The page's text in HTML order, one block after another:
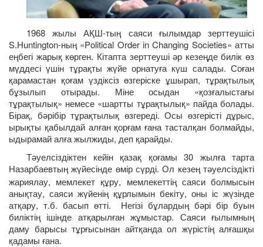
1968 жылы АҚШ-тың саяси ғылымдар зерттеушісі
S.Huntington-ның «Political Order in Changing Societies» атты
еңбегі жарық көрген. Кітапта зерттеуші әр кезеңде билік өз
мүддесі үшін тұрақты жүйе орнатуға күш салады. Соған
қарамастан қоғам үздіксіз өзгеріске ұшырап, тұрақтылық
бұзылып отырады. Міне осыдан «қозғалыстағы
тұрақтылық» немесе «шартты тұрақтылық» пайда болады.
Бірақ, бәрібір тұрақтылық өзгереді. Осы өзгерісті дұрыс,
ырықты қабылдай алған қорғам ғана тасталқан болмайды,
ыдырамай алға жылжиды, деп қарайды.
Тәуелсіздіктен кейін қазақ қоғамы 30 жылға тарта
Назарбаевтың жүйесінде өмір сүрді. Ол кезең тәуелсіздікті
жариялау, мемлекет құру, мемлекеттің саяси болмысын
анықтау, саяси жүйенің құрлымын бекіту, оны іс жүзінде
атқару, т.б. басып өтті. Негізі бұлардың бәрі бір буын
биліктің ішінде атқарылған жұмыстар. Саяси ғылымның
даму барысы тұрғысынан айтқанда ол жүрістің алғашқы
қадамы ғана.